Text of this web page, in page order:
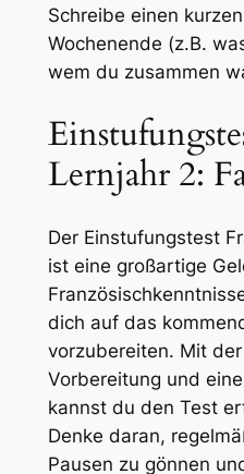
Schreibe einen
Wochenende (z.B.
wem du zusammen
Lernjahr 2:
Der Einstufungstest
ist eine großartige
dich auf das
vorzubereiten. Mit
Vorbereitung und
kannst du den Test
Denke daran,
Pausen zu gönnen